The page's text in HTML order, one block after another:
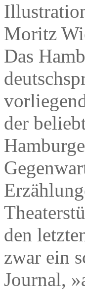
Moritz
Das
der
den
zwar ein
Journal,